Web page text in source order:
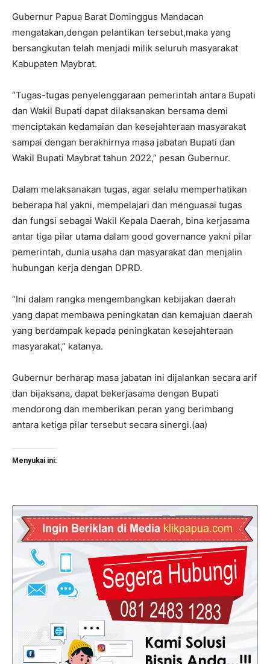
Gubernur Papua Barat Dominggus Mandacan
mengatakan,dengan pelantikan tersebut,maka yang
bersangkutan telah menjadi milik seluruh masyarakat
Kabupaten Maybrat.
“Tugas-tugas penyelenggaraan pemerintah antara Bupati
dan Wakil Bupati dapat dilaksanakan bersama demi
menciptakan kedamaian dan kesejahteraan masyarakat
sampai dengan berakhirnya masa jabatan Bupati dan
Wakil Bupati Maybrat tahun 2022,” pesan Gubernur.
Dalam melaksanakan tugas, agar selalu memperhatikan
beberapa hal yakni, mempelajari dan menguasai tugas
dan fungsi sebagai Wakil Kepala Daerah, bina kerjasama
antar tiga pilar utama dalam good governance yakni pilar
pemerintah, dunia usaha dan masyarakat dan menjalin
hubungan kerja dengan DPRD.
“Ini dalam rangka mengembangkan kebijakan daerah
yang dapat membawa peningkatan dan kemajuan daerah
yang berdampak kepada peningkatan kesejahteraan
masyarakat,” katanya.
Gubernur berharap masa jabatan ini dijalankan secara arif
dan bijaksana, dapat bekerjasama dengan Bupati
mendorong dan memberikan peran yang berimbang
antara ketiga pilar tersebut secara sinergi.(aa)
Menyukai ini: